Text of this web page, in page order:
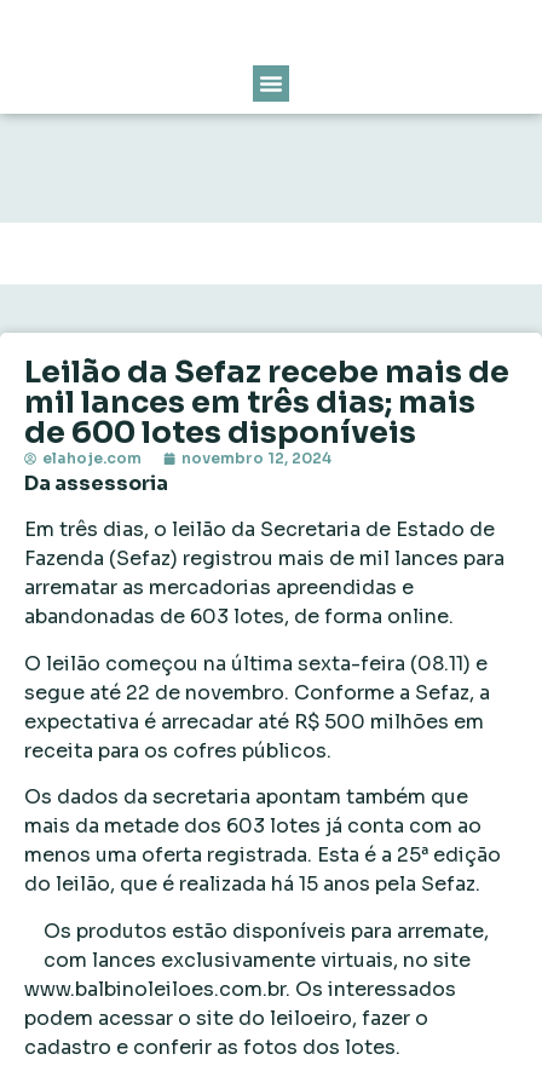
Leilão da Sefaz recebe mais de
mil lances em três dias; mais
de 600 lotes disponíveis
elahoje.com novembro 12, 2024
Da assessoria
Em três dias, o leilão da Secretaria de Estado de
Fazenda (Sefaz) registrou mais de mil lances para
arrematar as mercadorias apreendidas e
abandonadas de 603 lotes, de forma online.
O leilão começou na última sexta-feira (08.11) e
segue até 22 de novembro. Conforme a Sefaz, a
expectativa é arrecadar até R$ 500 milhões em
receita para os cofres públicos.
Os dados da secretaria apontam também que
mais da metade dos 603 lotes já conta com ao
menos uma oferta registrada. Esta é a 25ª edição
do leilão, que é realizada há 15 anos pela Sefaz.
Os produtos estão disponíveis para arremate,
com lances exclusivamente virtuais, no site
www.balbinoleiloes.com.br. Os interessados
podem acessar o site do leiloeiro, fazer o
cadastro e conferir as fotos dos lotes.